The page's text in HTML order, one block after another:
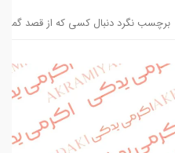
برچسب نگرد دنبال کسی که از قصد گمت